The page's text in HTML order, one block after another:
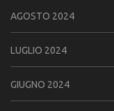
AGOSTO 2024
LUGLIO 2024
GIUGNO 2024